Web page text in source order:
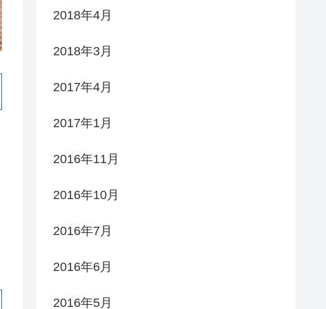
2018年4月
2018年3月
2017年4月
2017年1月
2016年11月
2016年10月
2016年7月
2016年6月
2016年5月